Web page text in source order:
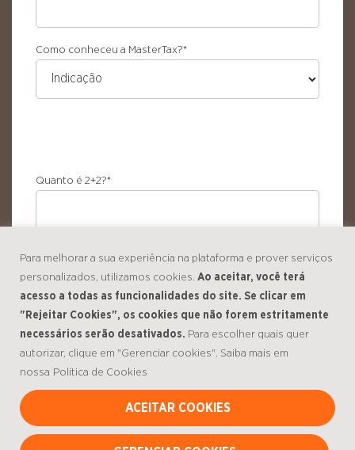
Para melhorar a sua experiência na plataforma e prover serviços
personalizados, utilizamos cookies. Ao aceitar, você terá
acesso a todas as funcionalidades do site. Se clicar em
"Rejeitar Cookies", os cookies que não forem estritamente
necessários serão desativados. Para escolher quais quer
autorizar, clique em "Gerenciar cookies". Saiba mais em
nossa Política de Cookies
ACEITAR COOKIES
Como conheceu a MasterTax?*
Quanto é 2+2?*
CAPTCHA
Eu concordo com a Política de Privacidade.